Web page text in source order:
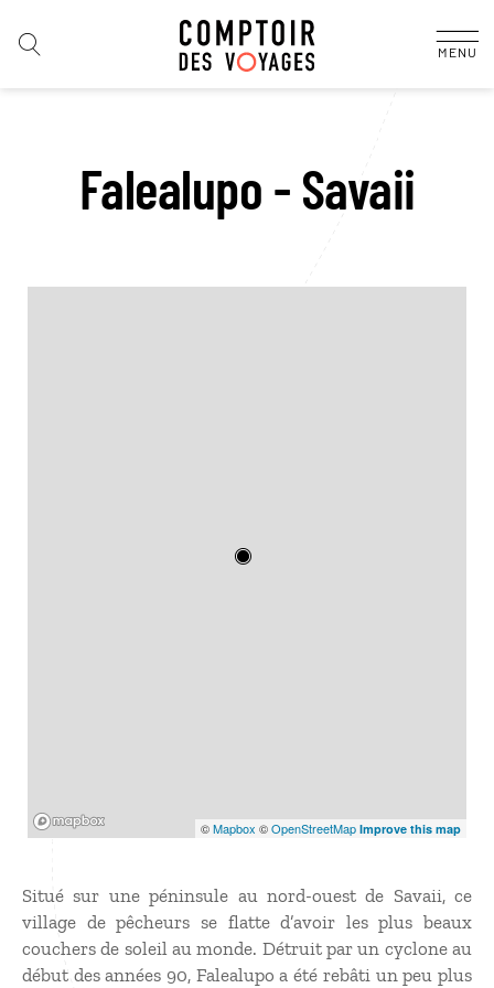
MENU
Falealupo - Savaii
©Mapbox ©OpenStreetMap Improve this map
Situé sur une péninsule au nord-ouest de Savaii, ce
village de pêcheurs se flatte d’avoir les plus beaux
couchers de soleil au monde. Détruit par un cyclone au
début des années 90, Falealupo a été rebâti un peu plus